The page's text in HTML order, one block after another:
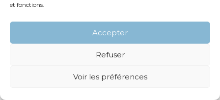
et fonctions.
Accepter
Refuser
Voir les préférences